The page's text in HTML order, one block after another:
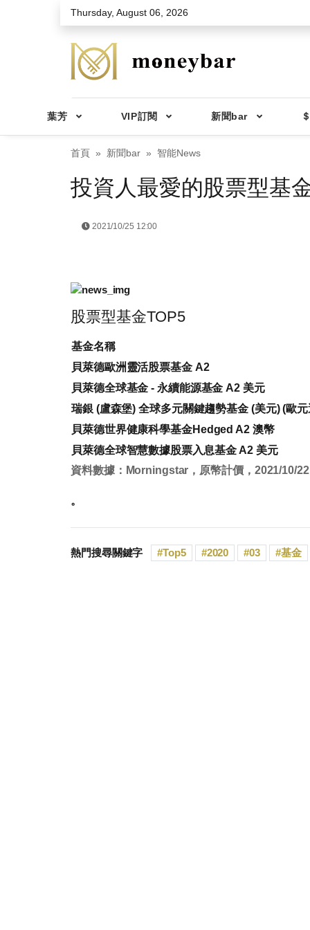
Skip to main contentThursday, August 06, 2026
葉芳 VIP訂閱 新聞bar
首頁 新聞bar 智能News
投資人最愛的股票型基
2021/10/25 12:00
股票型基金TOP5
基金名稱
貝萊德歐洲靈活股票基金 A2
貝萊德全球基金 - 永續能源基金 A2 美元
瑞銀 (盧森堡) 全球多元關鍵趨勢基金 (美元) (歐
貝萊德世界健康科學基金Hedged A2 澳幣
貝萊德全球智慧數據股票入息基金 A2 美元
資料數據：Morningstar，原幣計價，2021/10/22
。
熱門搜尋關鍵字 Top5 2020 03 基金